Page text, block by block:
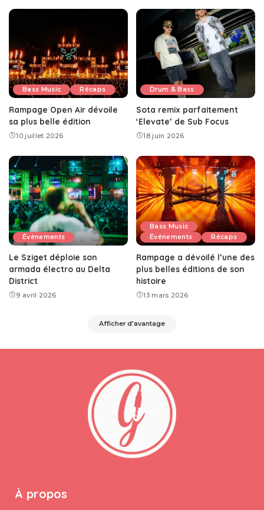
Bass Music Récaps
Rampage Open Air dévoile
sa plus belle édition
10 juillet 2026
Drum & Bass
Sota remix parfaitement
‘Elevate’ de Sub Focus
18 juin 2026
Événements
Le Sziget déploie son
armada électro au Delta
District
9 avril 2026
Bass Music
Événements
Récaps
Rampage a dévoilé l’une des
plus belles éditions de son
histoire
13 mars 2026
Afficher d'avantage
À propos